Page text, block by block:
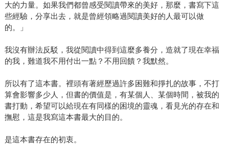
大的力量。如果我們都曾感受閱讀帶來的美好，那麼，書寫下這
些經驗，分享出去，就是曾經領略過閱讀美好的人最可以做
的。」
我沒有辦法反駁，我從閱讀中得到這麼多養分，造就了現在幸福
的我，難道我不用付出一點？不用回饋？我默然。
所以有了這本書。裡頭有著經歷過許多困難和掙扎的故事，不打
算會影響多少人，但書的價值是，有某個人、某個時間，被我的
書打動，希望可以給現在有同樣的困境的靈魂，看見光的存在和
撫慰，這是我寫這本書最大的目的。
是這本書存在的初衷。